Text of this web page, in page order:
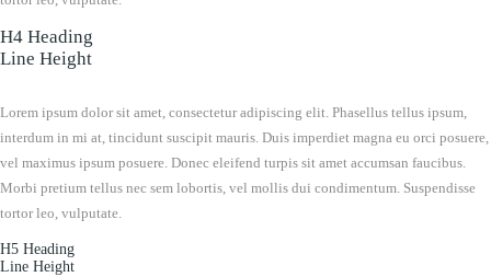
H4 Heading
Line Height
Lorem ipsum dolor sit amet, consectetur adipiscing elit. Phasellus tellus ipsum,
interdum in mi at, tincidunt suscipit mauris. Duis imperdiet magna eu orci posuere,
vel maximus ipsum posuere. Donec eleifend turpis sit amet accumsan faucibus.
Morbi pretium tellus nec sem lobortis, vel mollis dui condimentum. Suspendisse
tortor leo, vulputate.
H5 Heading
Line Height